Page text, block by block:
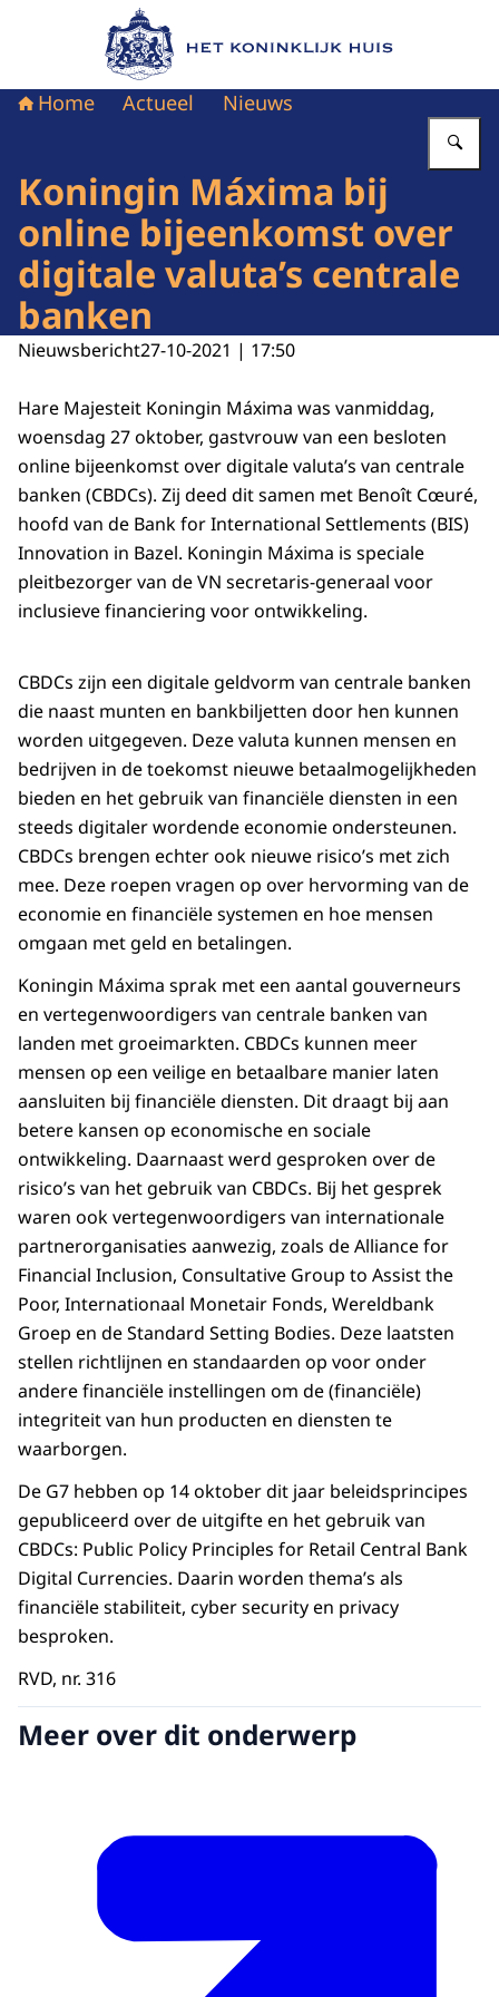
Naar de homepage van Het Koninklijk Huis
Home Actueel Nieuws
Koningin Máxima bij
online bijeenkomst over
digitale valuta’s centrale
banken
Nieuwsbericht27-10-2021 | 17:50
Hare Majesteit Koningin Máxima was vanmiddag,
woensdag 27 oktober, gastvrouw van een besloten
online bijeenkomst over digitale valuta’s van centrale
banken (CBDCs). Zij deed dit samen met Benoît Cœuré,
hoofd van de Bank for International Settlements (BIS)
Innovation in Bazel. Koningin Máxima is speciale
pleitbezorger van de VN secretaris-generaal voor
inclusieve financiering voor ontwikkeling.
CBDCs zijn een digitale geldvorm van centrale banken
die naast munten en bankbiljetten door hen kunnen
worden uitgegeven. Deze valuta kunnen mensen en
bedrijven in de toekomst nieuwe betaalmogelijkheden
bieden en het gebruik van financiële diensten in een
steeds digitaler wordende economie ondersteunen.
CBDCs brengen echter ook nieuwe risico’s met zich
mee. Deze roepen vragen op over hervorming van de
economie en financiële systemen en hoe mensen
omgaan met geld en betalingen.
Koningin Máxima sprak met een aantal gouverneurs
en vertegenwoordigers van centrale banken van
landen met groeimarkten. CBDCs kunnen meer
mensen op een veilige en betaalbare manier laten
aansluiten bij financiële diensten. Dit draagt bij aan
betere kansen op economische en sociale
ontwikkeling. Daarnaast werd gesproken over de
risico’s van het gebruik van CBDCs. Bij het gesprek
waren ook vertegenwoordigers van internationale
partnerorganisaties aanwezig, zoals deAlliance for
Financial Inclusion, Consultative Group to Assist the
Poor, Internationaal Monetair Fonds, Wereldbank
Groep en deStandard Setting Bodies. Deze laatsten
stellen richtlijnen en standaarden op voor onder
andere financiële instellingen om de (financiële)
integriteit van hun producten en diensten te
waarborgen.
De G7 hebben op 14 oktober dit jaar beleidsprincipes
gepubliceerd over de uitgifte en het gebruik van
CBDCs: Public Policy Principles for Retail Central Bank
Digital Currencies. Daarin worden thema’s als
financiële stabiliteit, cyber security en privacy
besproken.
RVD, nr. 316
Meer over dit onderwerp